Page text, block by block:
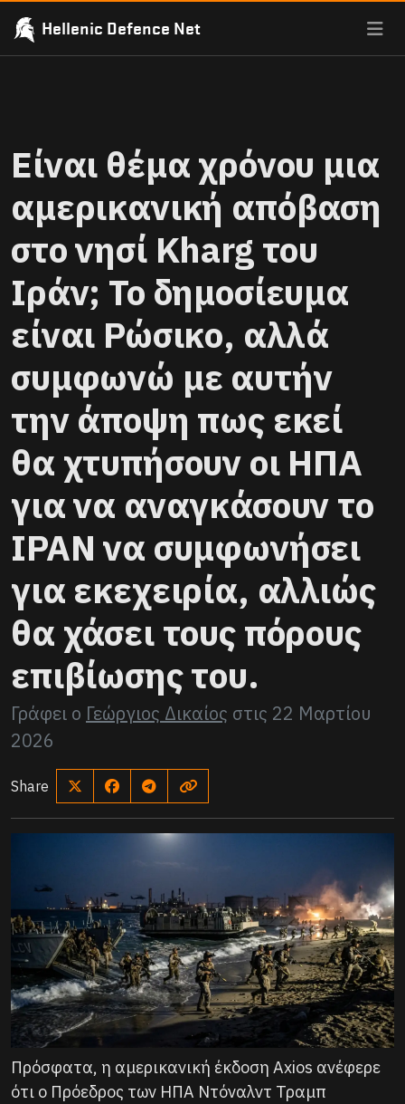
Hellenic Defence Net
Είναι θέμα χρόνου μια
αμερικανική απόβαση
στο νησί Kharg του
Ιράν; Το δημοσίευμα
είναι Ρώσικο, αλλά
συμφωνώ με αυτήν
την άποψη πως εκεί
θα χτυπήσουν οι ΗΠΑ
για να αναγκάσουν το
ΙΡΑΝ να συμφωνήσει
για εκεχειρία, αλλιώς
θα χάσει τους πόρους
επιβίωσης του.
Γράφει ο Γεώργιος Δικαίος στις 22 Μαρτίου
2026
Share
Πρόσφατα, η αμερικανική έκδοση Axios ανέφερε
ότι ο Πρόεδρος των ΗΠΑ Ντόναλντ Τραμπ